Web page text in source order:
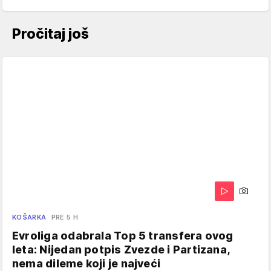
Pročitaj još
KOŠARKA PRE 5 H
Evroliga odabrala Top 5 transfera ovog
leta: Nijedan potpis Zvezde i Partizana,
nema dileme koji je najveći